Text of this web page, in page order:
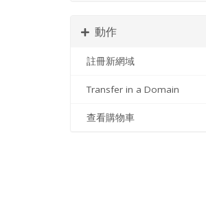
動作
註冊新網域
Transfer in a Domain
查看購物車